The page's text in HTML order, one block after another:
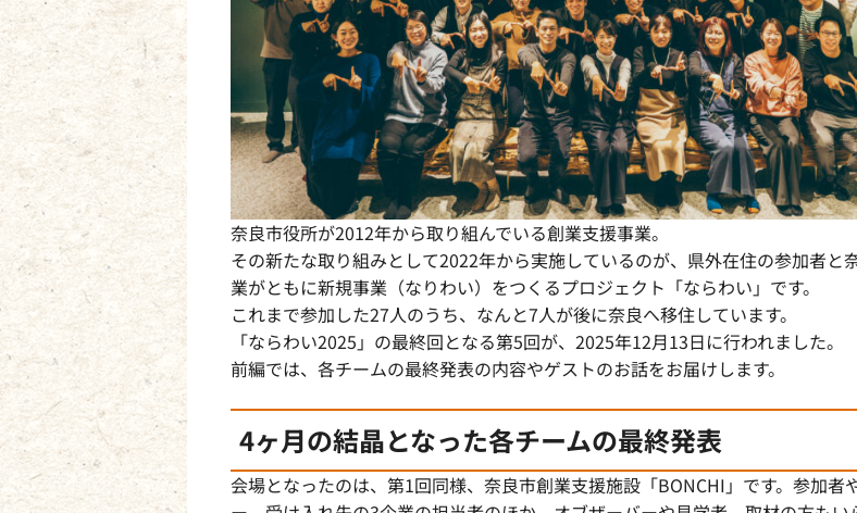
奈良市役所が2012年から取り組んでいる創業支援事業。
その新たな取り組みとして2022年から実施しているのが、県外在住の参加者と
業がともに新規事業（なりわい）をつくるプロジェクト「ならわい」です。
これまで参加した27人のうち、なんと7人が後に奈良へ移住しています。
「ならわい2025」の最終回となる第5回が、2025年12月13日に行われました。
前編では、各チームの最終発表の内容やゲストのお話をお届けします。
4ヶ月の結晶となった各チームの最終発表
会場となったのは、第1回同様、奈良市創業支援施設「BONCHI」です。参加者